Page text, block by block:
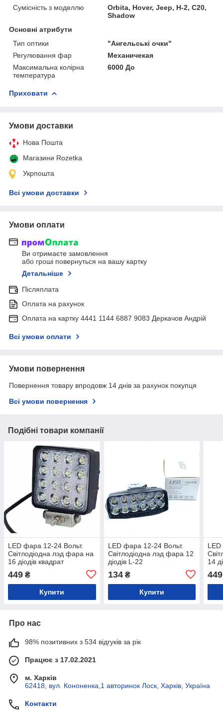
Сумісність з моделлю
Orbita, Hover, Jeep, H-2, C20,
Shadow
Основні атрибути
Тип оптики
"Ангельські очки"
Регулювання фар
Механичекая
Максимальна колірна
температура
6000 До
Приховати
Умови доставки
Нова Пошта
Магазини Rozetka
Укрпошта
Всі умови доставки
Умови оплати
Ви отримаєте замовлення
або гроші повернуться на вашу картку
Детальніше
Післяплата
Оплата на рахунок
Оплата на картку 4441 1144 6887 9083 Деркачов Андрій
Всі умови оплати
Умови повернення
Повернення товару впродовж 14 днів за рахунок покупця
Всі умови повернення
Подібні товари компанії
LED фара 12-24 Вольт.
Світлодіодна лэд фара на
16 діодів квадрат
CHIP CREE SPOT 9-30V
449 ₴
Купити
LED фара 12-24 Вольт.
Світлодіодна лэд фара 12
діодів L-22
134₴
Купити
14
449
Про нас
98% позитивних з 534 відгуків за рік
Працює з 17.02.2021
м. Харків
62418, вул. Кононенка,1 авторинок Лоск, Харків, Україна
Контакти